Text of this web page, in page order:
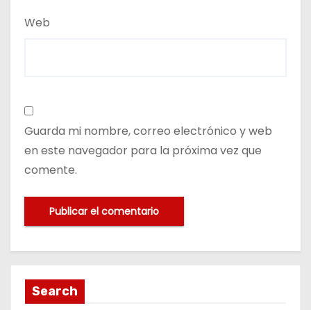
Web
Guarda mi nombre, correo electrónico y web
en este navegador para la próxima vez que
comente.
Search